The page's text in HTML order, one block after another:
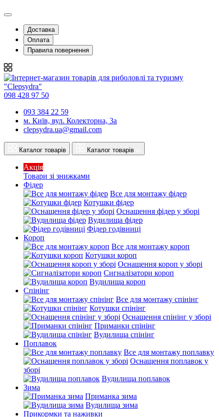
Доставка
Оплата
Правила повернення
098 428 97 50
093 384 22 59
м. Київ, вул. Колекторна, 3а
clepsydra.ua@gmail.com
Каталог товарів Каталог товарів
Акція
Товари зі знижками
Фідер
Все для монтажу фідер
Котушки фідер
Оснащення фідер у зборі
Вудилища фідер
Фідер годівниці
Короп
Все для монтажу короп
Котушки короп
Оснащення короп у зборі
Сигналізатори короп
Вудилища короп
Спінінг
Все для монтажу спінінг
Котушки спінінг
Оснащення спінінг у зборі
Приманки спінінг
Вудилища спінінг
Поплавок
Все для монтажу поплавку
Оснащення поплавок у
зборі
Вудилища поплавок
Зима
Приманка зима
Вудилища зима
Прикормки та наживки